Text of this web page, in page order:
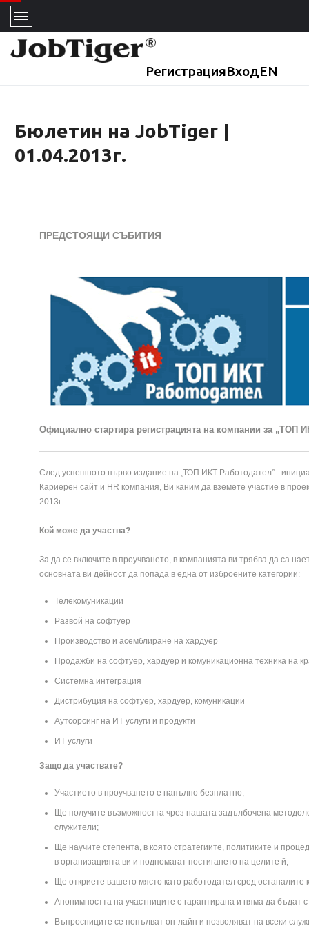
РегистрацияВходEN
Бюлетин на JobTiger |
01.04.2013г.
ПРЕДСТОЯЩИ СЪБИТИЯ
Официално стартира регистрацията на компании за „ТОП
След успешното първо издание на „ТОП ИКТ Работодател” -
Кариерен сайт и HR компания, Ви каним да вземете участие в
2013г.
Кой може да участва?
За да се включите в проучването, в компанията ви трябва да са
основната ви дейност да попада в една от изброените категории:
Телекомуникации
Развой на софтуер
Производство и асемблиране на хардуер
Продажби на софтуер, хардуер и комуникационна техника на
Системна интеграция
Дистрибуция на софтуер, хардуер, комуникации
Аутсорсинг на ИТ услуги и продукти
ИТ услуги
Защо да участвате?
Участието в проучването е напълно безплатно;
Ще получите възможността чрез нашата задълбочена
служители;
Ще научите степента, в която стратегиите, политиките и
в организацията ви и подпомагат постигането на целите й;
Ще откриете вашето място като работодател сред
Анонимността на участниците е гарантирана и няма да
Въпросниците се попълват он-лайн и позволяват на всеки